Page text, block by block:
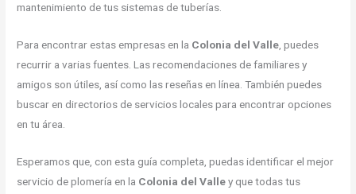
mantenimiento de tus sistemas de tuberías.
Para encontrar estas empresas en la Colonia del Valle, puedes
recurrir a varias fuentes. Las recomendaciones de familiares y
amigos son útiles, así como las reseñas en línea. También puedes
buscar en directorios de servicios locales para encontrar opciones
en tu área.
Esperamos que, con esta guía completa, puedas identificar el mejor
servicio de plomería en la Colonia del Valley que todas tus